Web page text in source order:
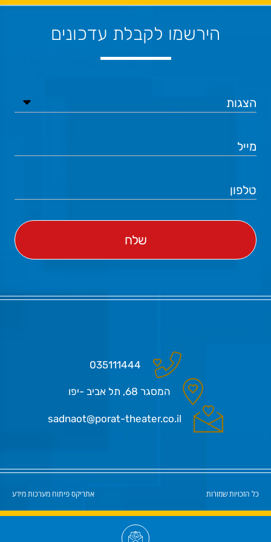
הירשמו לקבלת עדכונים
035111444
המסגר 68, תל אביב -יפו
sadnaot@porat-theater.co.il
כל הזכויות שמורות אתריקס פיתוח מערכות מידע